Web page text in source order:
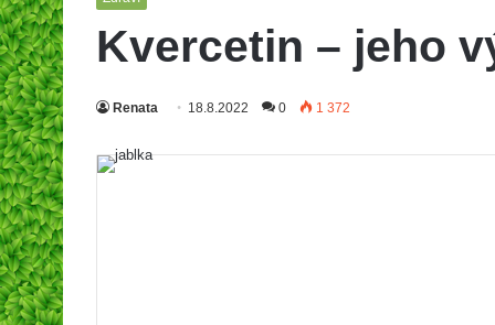
Kvercetin – jeho
Renata 18.8.2022 0 1 372